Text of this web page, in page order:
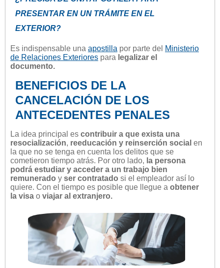
PRESENTAR EN UN TRÁMITE EN EL
EXTERIOR?
Es indispensable una apostilla por parte del Ministerio
de Relaciones Exteriores para legalizar el
documento.
BENEFICIOS DE LA
CANCELACIÓN DE LOS
ANTECEDENTES PENALES
La idea principal es contribuir a que exista una
resocialización, reeducación y reinserción social en
la que no se tenga en cuenta los delitos que se
cometieron tiempo atrás. Por otro lado, la persona
podrá estudiar y acceder a un trabajo bien
remunerado y ser contratado si el empleador así lo
quiere. Con el tiempo es posible que llegue a obtener
la visa o viajar al extranjero.